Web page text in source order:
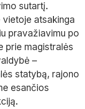
sutartį.
vietoje atsakinga
pravažiavimu po
prie magistralės
–
statybą, rajono
esančios